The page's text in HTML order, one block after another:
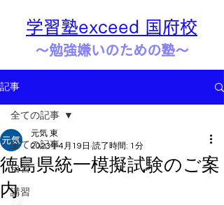
学習塾exceed 国府校
​​～勉強嫌いのための塾～
記事
全ての記事
自習
講習
全ての記事
徳島県統一模擬試験のご案
内
元気 東
2023年4月19日 読了時間: 1分